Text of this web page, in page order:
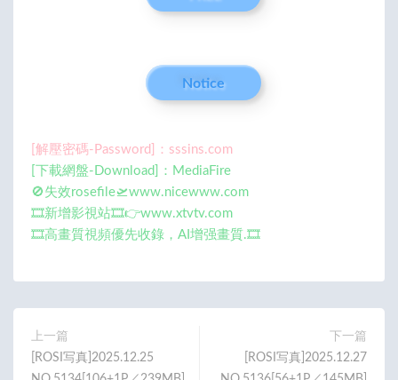
Notice
[解壓密碼-Password]：sssins.com
[下載網盤-Download]：MediaFire
🚫失效rosefile🛫www.nicewww.com
🎞️新增影視站🎞️👉www.xtvtv.com
🎞️高畫質視頻優先收錄，AI增强畫質.🎞️
上一篇
[ROSI写真]2025.12.25
下一篇
[ROSI写真]2025.12.27